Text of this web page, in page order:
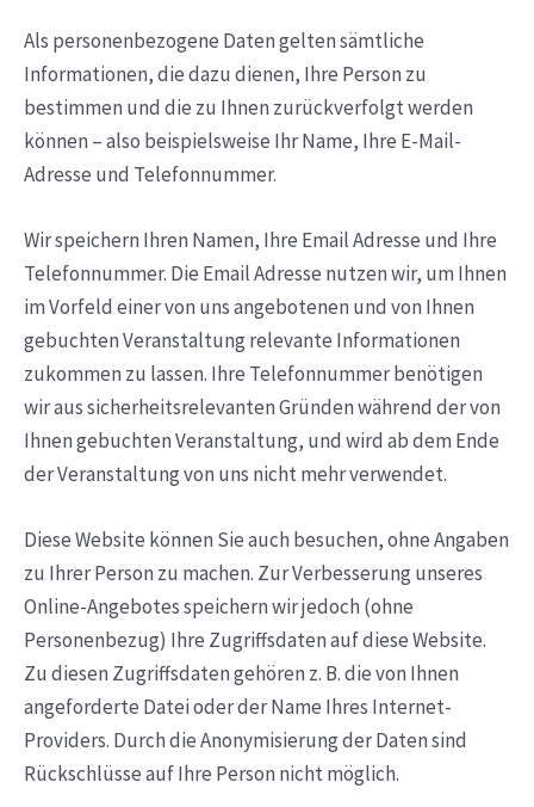
Als personenbezogene Daten gelten sämtliche
Informationen, die dazu dienen, Ihre Person zu
bestimmen und die zu Ihnen zurückverfolgt werden
können – also beispielsweise Ihr Name, Ihre E-Mail-
Adresse und Telefonnummer.
Wir speichern Ihren Namen, Ihre Email Adresse und Ihre
Telefonnummer. Die Email Adresse nutzen wir, um Ihnen
im Vorfeld einer von uns angebotenen und von Ihnen
gebuchten Veranstaltung relevante Informationen
zukommen zu lassen. Ihre Telefonnummer benötigen
wir aus sicherheitsrelevanten Gründen während der von
Ihnen gebuchten Veranstaltung, und wird ab dem Ende
der Veranstaltung von uns nicht mehr verwendet.
Diese Website können Sie auch besuchen, ohne Angaben
zu Ihrer Person zu machen. Zur Verbesserung unseres
Online-Angebotes speichern wir jedoch (ohne
Personenbezug) Ihre Zugriffsdaten auf diese Website.
Zu diesen Zugriffsdaten gehören z. B. die von Ihnen
angeforderte Datei oder der Name Ihres Internet-
Providers. Durch die Anonymisierung der Daten sind
Rückschlüsse auf Ihre Person nicht möglich.